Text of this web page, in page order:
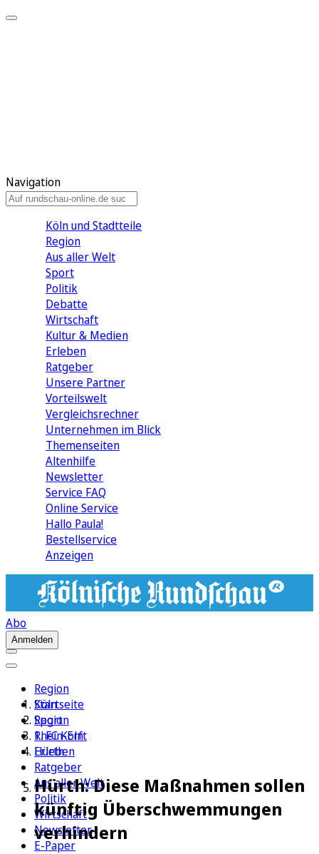
Navigation
Köln und Stadtteile
Region
Aus aller Welt
Sport
Politik
Debatte
Wirtschaft
Kultur & Medien
Erleben
Ratgeber
Unsere Partner
Vorteilswelt
Vergleichsrechner
Unternehmen im Blick
Themenseiten
Altenhilfe
Newsletter
Service FAQ
Online Service
Hallo Paula!
Bestellservice
Anzeigen
Abo
Anmelden
Region
Köln
Sport
1. FC Köln
Erleben
Ratgeber
Aus aller Welt
Politik
Wirtschaft
Newsletter
E-Paper
Startseite
Region
Rhein-Erft
Hürth
Hürth: Diese Maßnahmen sollen
künftig Überschwemmungen
verhindern